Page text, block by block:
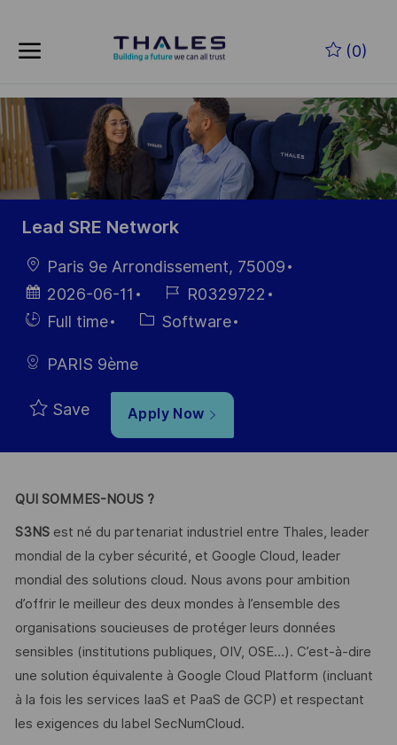
(0)
-
Lead SRE Network
LocationParis 9e Arrondissement, 75009
Posted
Date
2026-06-11
Job
Id
R0329722
HiringFull time Category
Software
PARIS 9ème
Save Apply Now
QUI SOMMES-NOUS ?
S3NSest né du partenariat industriel entre Thales, leader
mondial de la cyber sécurité, et Google Cloud, leader
mondial des solutions cloud. Nous avons pour ambition
d’offrir le meilleur des deux mondes à l’ensemble des
organisations soucieuses de protéger leurs données
sensibles (institutions publiques, OIV, OSE…). C’est-à-dire
une solution équivalente à Google Cloud Platform (incluant
à la fois les services IaaS et PaaS de GCP) et respectant
les exigences du label SecNumCloud.